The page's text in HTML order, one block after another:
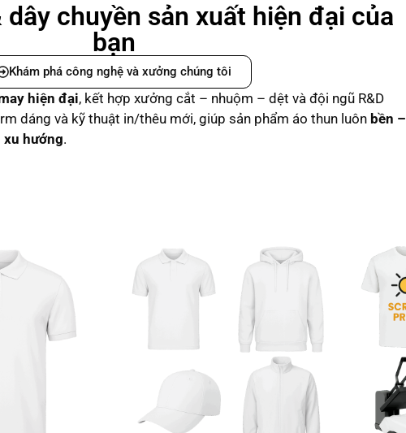
dây chuyền sản xuất hiện đại của
bạn
Khám phá công nghệ và xưởng chúng tôi
hiện đại, kết hợp xưởng cắt – nhuộm – dệt và đội ngũ R&D
dáng và kỹ thuật in/thêu mới, giúp sản phẩm áo thun luôn bền –
hướng.